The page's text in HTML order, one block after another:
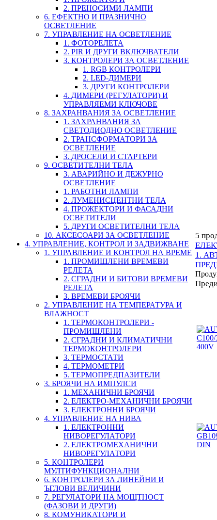
2. ПРЕНОСИМИ ЛАМПИ
6. ЕФЕКТНО И ПРАЗНИЧНО
ОСВЕТЛЕНИЕ
7. УПРАВЛЕНИЕ НА ОСВЕТЛЕНИЕ
1. ФОТОРЕЛЕТА
2. PIR И ДРУГИ ВКЛЮЧВАТЕЛИ
3. КОНТРОЛЕРИ ЗА ОСВЕТЛЕНИЕ
1. RGB КОНТРОЛЕРИ
2. LED-ДИМЕРИ
3. ДРУГИ КОНТРОЛЕРИ
4. ДИМЕРИ (РЕГУЛАТОРИ) И
УПРАВЛЯЕМИ КЛЮЧОВЕ
8. ЗАХРАНВАНИЯ ЗА ОСВЕТЛЕНИЕ
1. ЗАХРАНВАНИЯ ЗА
СВЕТОДИОДНО ОСВЕТЛЕНИЕ
2. ТРАНСФОРМАТОРИ ЗА
ОСВЕТЛЕНИЕ
3. ДРОСЕЛИ И СТАРТЕРИ
9. ОСВЕТИТЕЛНИ ТЕЛА
3. АВАРИЙНО И ДЕЖУРНО
ОСВЕТЛЕНИЕ
1. РАБОТНИ ЛАМПИ
2. ЛУМЕНИСЦЕНТНИ ТЕЛА
4. ПРОЖЕКТОРИ И ФАСАДНИ
ОСВЕТИТЕЛИ
5. ДРУГИ ОСВЕТИТЕЛНИ ТЕЛА
10. АКСЕСОАРИ ЗА ОСВЕТЛЕНИЕ
4. УПРАВЛЕНИЕ, КОНТРОЛ И ЗАДВИЖВАНЕ
1. УПРАВЛЕНИЕ И КОНТРОЛ НА ВРЕМЕ
1. ПРОМИШЛЕНИ ВРЕМЕВИ
РЕЛЕТА
2. СГРАДНИ И БИТОВИ ВРЕМЕВИ
РЕЛЕТА
3. ВРЕМЕВИ БРОЯЧИ
2. УПРАВЛЕНИЕ НА ТЕМПЕРАТУРА И
ВЛАЖНОСТ
1. ТЕРМОКОНТРОЛЕРИ -
ПРОМИШЛЕНИ
2. СГРАДНИ И КЛИМАТИЧНИ
ТЕРМОКОНТРОЛЕРИ
3. ТЕРМОСТАТИ
4. ТЕРМОМЕТРИ
5. ТЕРМОПРЕДПАЗИТЕЛИ
3. БРОЯЧИ НА ИМПУЛСИ
1. МЕХАНИЧНИ БРОЯЧИ
2. ЕЛЕКТРО-МЕХАНИЧНИ БРОЯЧИ
3. ЕЛЕКТРОННИ БРОЯЧИ
4. УПРАВЛЕНИЕ НА НИВА
1. ЕЛЕКТРОННИ
НИВОРЕГУЛАТОРИ
2. ЕЛЕКТРОМЕХАНИЧНИ
НИВОРЕГУЛАТОРИ
5. КОНТРОЛЕРИ
МУЛТИФУНКЦИОНАЛНИ
6. КОНТРОЛЕРИ ЗА ЛИНЕЙНИ И
ЪГЛОВИ ВЕЛИЧИНИ
7. РЕГУЛАТОРИ НА МОЩТНОСТ
(ФАЗОВИ И ДРУГИ)
8. КОМУНИКАТОРИ И
5
1.